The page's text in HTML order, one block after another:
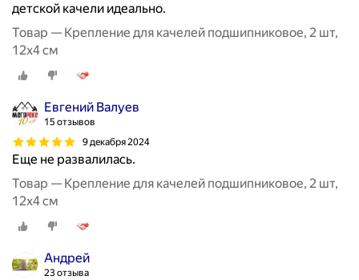
детской качели идеально.
Товар — Крепление для качелей подшипниковое, 2 шт,
12х4 см
Евгений Валуев
15 отзывов
9 декабря 2024
Еще не развалилась.
Товар — Крепление для качелей подшипниковое, 2 шт,
12х4 см
Андрей
23 отзыва